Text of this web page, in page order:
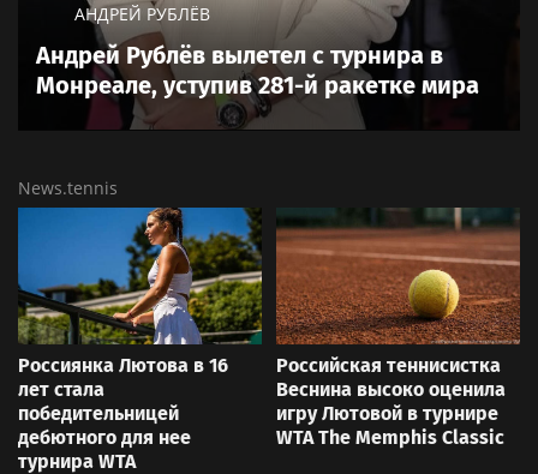
АНДРЕЙ РУБЛЁВ
Андрей Рублёв вылетел с турнира в
Монреале, уступив 281-й ракетке мира
News.tennis
Россиянка Лютова в 16
лет стала
победительницей
дебютного для нее
турнира WTA
Российская теннисистка
Веснина высоко оценила
игру Лютовой в турнире
WTA The Memphis Classic